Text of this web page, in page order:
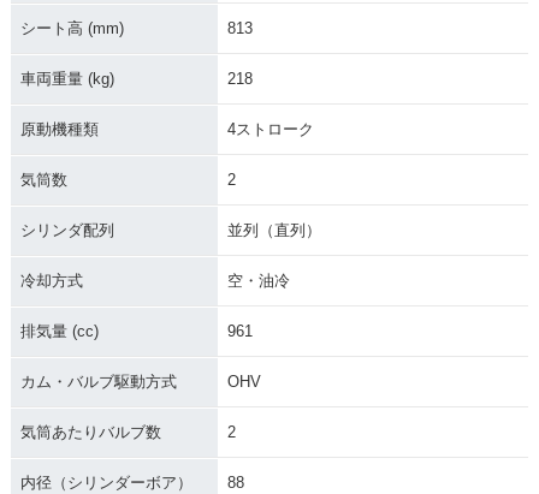
シート高 (mm) 813
車両重量 (kg) 218
原動機種類 4ストローク
気筒数 2
シリンダ配列 並列（直列）
冷却方式 空・油冷
排気量 (cc) 961
カム・バルブ駆動方式 OHV
気筒あたりバルブ数 2
内径（シリンダーボア）
88